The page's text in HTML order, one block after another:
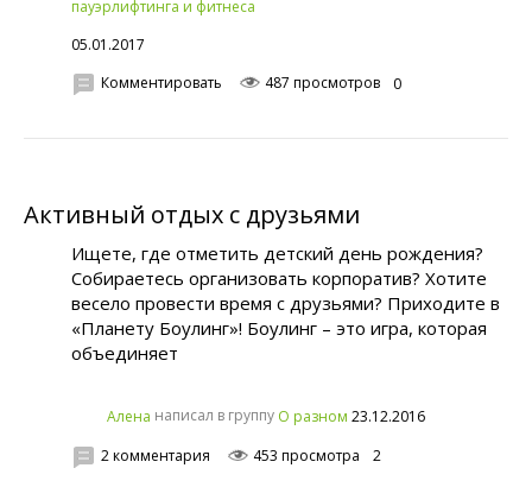
пауэрлифтинга и фитнеса
05.01.2017
Комментировать
487 просмотров 0
Активный отдых с друзьями
Ищете, где отметить детский день рождения?
Собираетесь организовать корпоратив? Хотите
весело провести время с друзьями? Приходите в
«Планету Боулинг»! Боулинг – это игра, которая
объединяет
Алена написал в группу О разном 23.12.2016
2 комментария
453 просмотра 2